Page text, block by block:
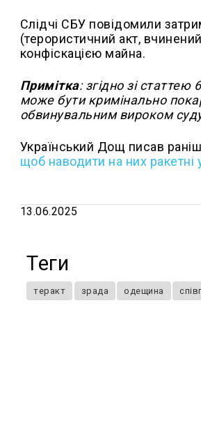
Слідчі СБУ повідомили
(терористичний акт,
конфіскацією майна.
Примітка: згідно зі статтею
може бути кримінально
обвинувальним вироком
Український Дощ писав
щоб наводити на них ракетні
13.06.2025
Теги
теракт зрада одещина